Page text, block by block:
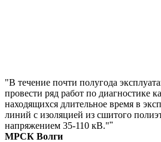
"В течение почти полугода
провести ряд работ по диагностике
находящихся длительное время в
линий с изоляцией из сшитого
напряжением 35-110 кВ.""
МРСК Волги